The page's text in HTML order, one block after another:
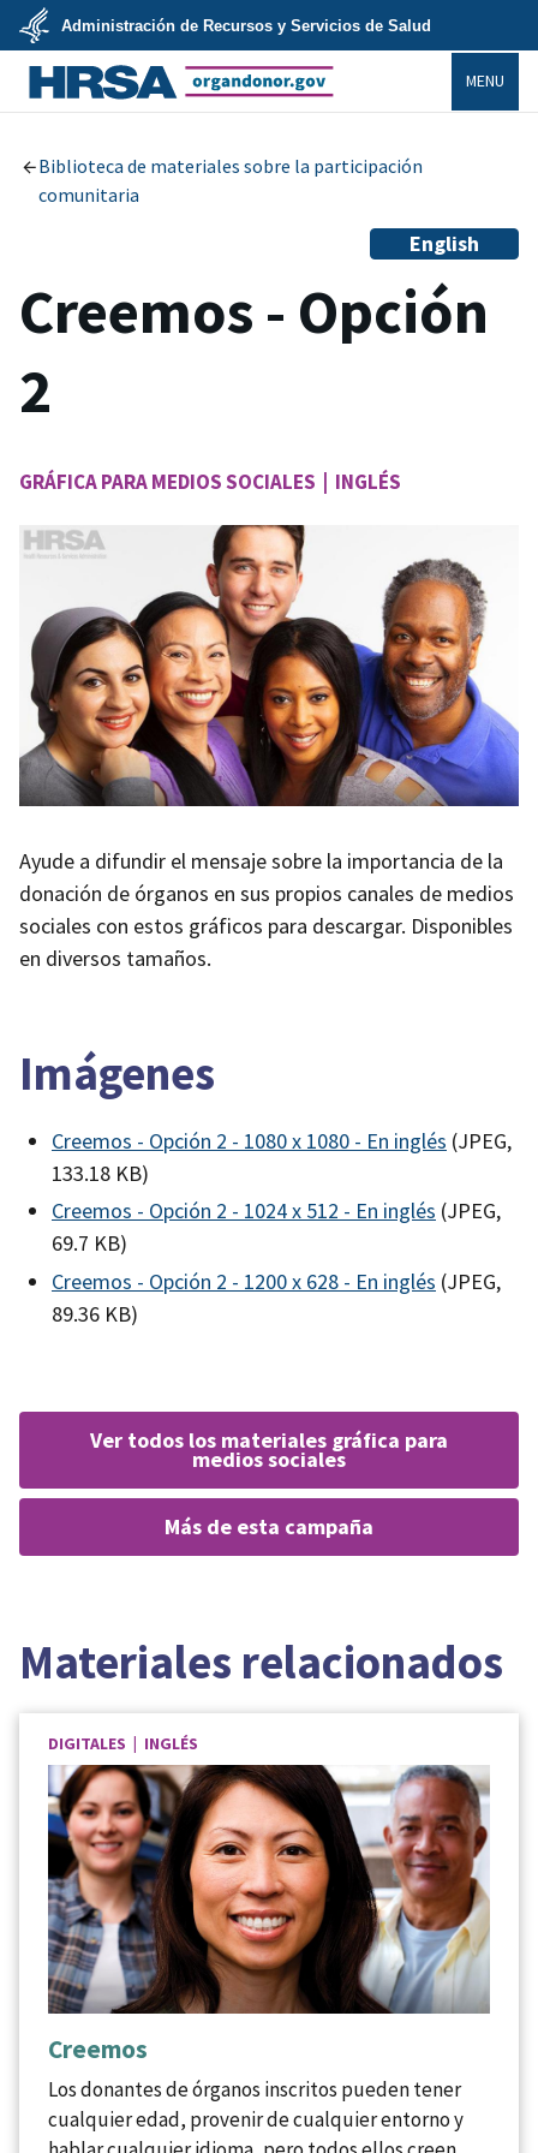
Skip
main
content
U.S.
Department
of
Health
Services
Administración de Recursos y Servicios de Salud
MENU
Biblioteca de materiales sobre la participación
comunitaria
English
Creemos - Opción
2
GRÁFICA PARA MEDIOS SOCIALES | INGLÉS
Image
Ayude a difundir el mensaje sobre la importancia de la
donación de órganos en sus propios canales de medios
sociales con estos gráficos para descargar. Disponibles
en diversos tamaños.
Imágenes
Creemos - Opción 2 - 1080 x 1080 - En inglés (JPEG,
133.18 KB)
Creemos - Opción 2 - 1024 x 512 - En inglés (JPEG,
69.7 KB)
Creemos - Opción 2 - 1200 x 628 - En inglés (JPEG,
89.36 KB)
ver todos los materiales gráfica para
medios sociales
más de esta campaña
Materiales relacionados
DIGITALES | INGLÉS
Creemos
Los donantes de órganos inscritos pueden tener
cualquier edad, provenir de cualquier entorno y